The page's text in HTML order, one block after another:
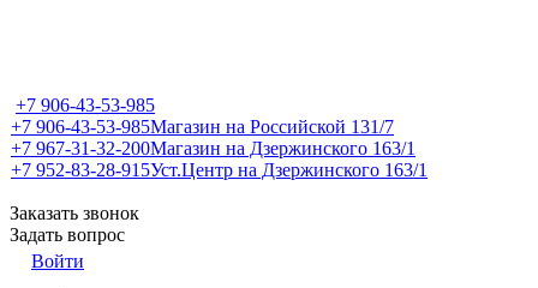
+7 906-43-53-985
+7 906-43-53-985Магазин на Российской 131/7
+7 967-31-32-200Магазин на Дзержинского 163/1
+7 952-83-28-915Уст.Центр на Дзержинского 163/1
Заказать звонок
Задать вопрос
Войти